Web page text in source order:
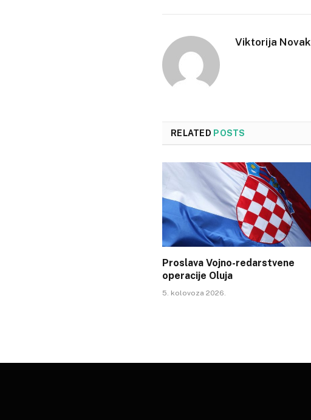
Viktorija Novak
RELATED POSTS
Proslava Vojno-redarstvene
operacije Oluja
5. kolovoza 2026.